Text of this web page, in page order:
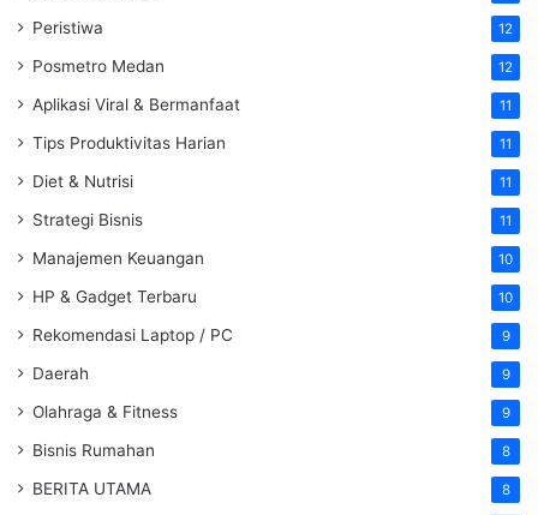
Peristiwa 12
Posmetro Medan 12
Aplikasi Viral & Bermanfaat 11
Tips Produktivitas Harian 11
Diet & Nutrisi 11
Strategi Bisnis 11
Manajemen Keuangan 10
HP & Gadget Terbaru 10
Rekomendasi Laptop / PC 9
Daerah 9
Olahraga & Fitness 9
Bisnis Rumahan 8
BERITA UTAMA 8